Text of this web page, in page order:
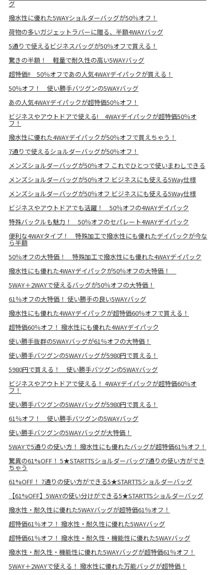
グ
撥水性に優れた5WAYショルダーバッグが50％オフ！
荷物の多いガジェットラバーに贈る、半額4WAYバッグ
5通りで使えるビジネスバッグが50％オフで買える！
驚きの半額！ 軽量で耐久性の高い5WAYバッグ
超特価!! 50％オフであの人気4WAYデイパックが買える！
50％オフ！ 使い勝手バツグンの5WAYバッグ
あの人気4WAYデイパックが超特価50％オフ！
ビジネスやアウトドアで使える! 4WAYデイパックが超特価50％オ
フ！
撥水性に優れた4WAYデイパックが50％オフで買えちゃう！
7通りで使えるショルダーバッグが50％オフ！
メンズショルダーバッグが50％オフ これでひとつで使いまわしできる
メンズショルダーバッグが50％オフ ビジネスにも使える5Way仕様
メンズショルダーバッグが50％オフ ビジネスにも使える5Way仕様
ビジネスやアウトドアでも活躍！ 50％オフの4WAYデイパック
特殊バックルも魅力！ 50％オフのセパレート4WAYデイパック
便利な4WAYタイプ！ 特殊加工で撥水性にも優れたデイパックが今な
ら半額
50％オフの大特価！ 特殊加工で撥水性にも優れた4WAYデイパック
撥水性にも優れた4WAYデイパックが50％オフの大特価！
5WAY＋2WAYで使えるバッグが50％オフの大特価！
61％オフの大特価！ 使い勝手の良い5WAYバッグ
撥水性にも優れた4WAYデイパックが超特価60％オフで買える！
超特価60％オフ！ 撥水性にも優れた4WAYデイパック
使い勝手抜群の5WAYバッグが61％オフの大特価！
使い勝手バツグンの5WAYバッグが5980円で買える！
5980円で買える！ 使い勝手バツグンの5WAYバッグ
ビジネスやアウトドアで使える！ 4WAYデイパックが超特価60％オ
フ！
使い勝手バツグンの5WAYバッグが5980円で買える！
61％オフ！ 使い勝手バツグンの5WAYバッグ
使い勝手バツグンの5WAYバッグが大特価！
5WAYで5通りの使い方！ 撥水性にも優れたバッグが超特価61％オフ！
驚異の61%OFF！ 5★STARTTSショルダーバッグ7通りの使い方ができ
ちゃう
61%OFF！ 7通りの使い方ができる5★STARTTSショルダーバッグ
【61%OFF】5WAYの使い分けができる5★STARTTSショルダーバッグ
撥水性・耐久性に優れた5WAYバッグが超特価61％オフ！
超特価61％オフ！ 撥水性・耐久性に優れた5WAYバッグ
超特価61％オフ！ 撥水性・耐久性・機能性に優れた5WAYバッグ
撥水性・耐久性・機能性に優れた5WAYバッグが超特価61％オフ！
5WAY＋2WAYで使える！ 撥水性に優れた万能バッグが超特価！